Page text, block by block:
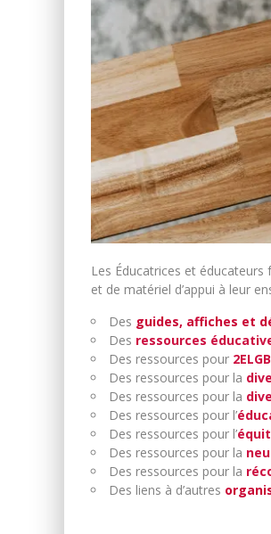
Les Éducatrices et
et de matériel d’appui à leur
Des guides, affiches et
Des ressources
Des ressources pour
Des ressources pour la
Des ressources pour la
Des ressources pour l’
Des ressources pour l’
Des ressources pour la
Des ressources pour la
Des liens à d’autres